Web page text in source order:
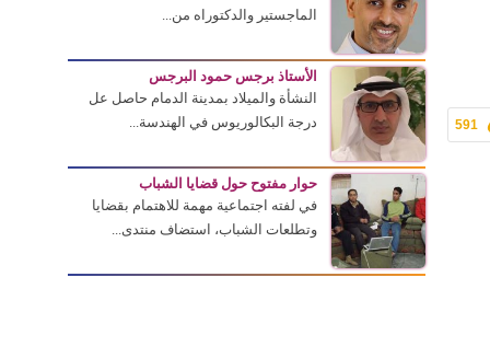
591
الماجستير والدكتوراه من...
الأستاذ برجس حمود البرجس
النشأة والميلاد بمدينة الدمام حاصل عل
درجة البكالوريوس في الهندسة...
حوار مفتوح حول قضايا الشباب
في لفته اجتماعية مهمة للاهتمام بقضايا
وتطلعات الشباب، استضاف منتدى...